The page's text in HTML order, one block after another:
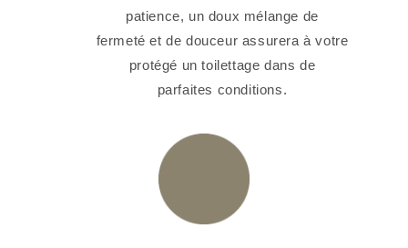
patience, un doux mélange de
fermeté et de douceur assurera à votre
protégé un toilettage dans de
parfaites conditions.